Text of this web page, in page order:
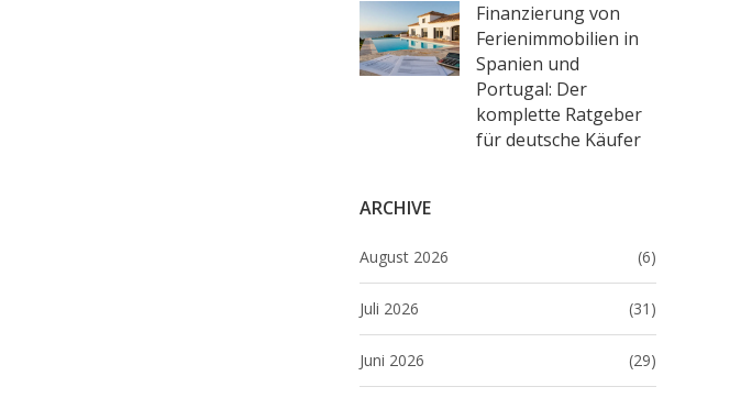
Finanzierung von
Ferienimmobilien in
Spanien und
Portugal: Der
komplette Ratgeber
für deutsche Käufer
ARCHIVE
August 2026 (6)
Juli 2026 (31)
Juni 2026 (29)